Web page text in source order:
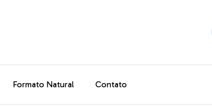
Formato Natural Contato